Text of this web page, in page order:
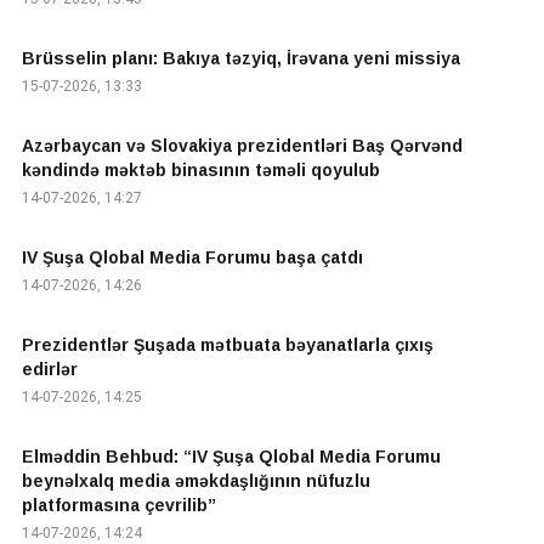
Brüsselin planı: Bakıya təzyiq, İrəvana yeni missiya
15-07-2026, 13:33
Azərbaycan və Slovakiya prezidentləri Baş Qərvənd
kəndində məktəb binasının təməli qoyulub
14-07-2026, 14:27
IV Şuşa Qlobal Media Forumu başa çatdı
14-07-2026, 14:26
Prezidentlər Şuşada mətbuata bəyanatlarla çıxış
edirlər
14-07-2026, 14:25
Elməddin Behbud: “IV Şuşa Qlobal Media Forumu
beynəlxalq media əməkdaşlığının nüfuzlu
platformasına çevrilib”
14-07-2026, 14:24